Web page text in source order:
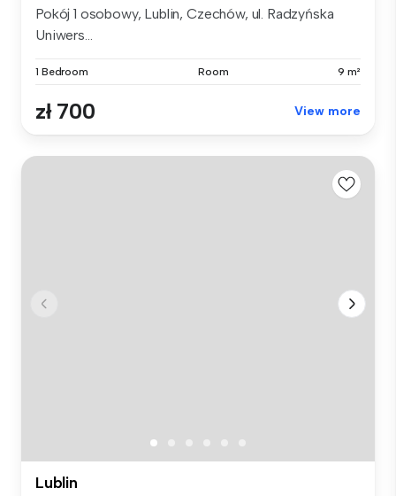
Pokój 1 osobowy, Lublin, Czechów, ul. Radzyńska
Uniwers...
1 Bedroom Room 9 m²
zł 700 View more
Lublin